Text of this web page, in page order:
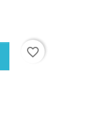
favorite_border